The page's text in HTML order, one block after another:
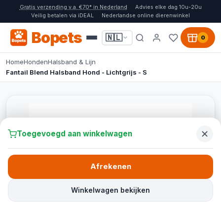
Gratis verzending v.a. €70* in Nederland
Advies elke dag 10u-20u
Veilig betalen via iDEAL
Nederlandse online dierenwinkel
Bopets 🇳🇱 0
HomeHondenHalsband & Lijn
Fantail Blend Halsband Hond - Lichtgrijs - S
Toegevoegd aan winkelwagen
Winkelwagen bekijken
Afrekenen